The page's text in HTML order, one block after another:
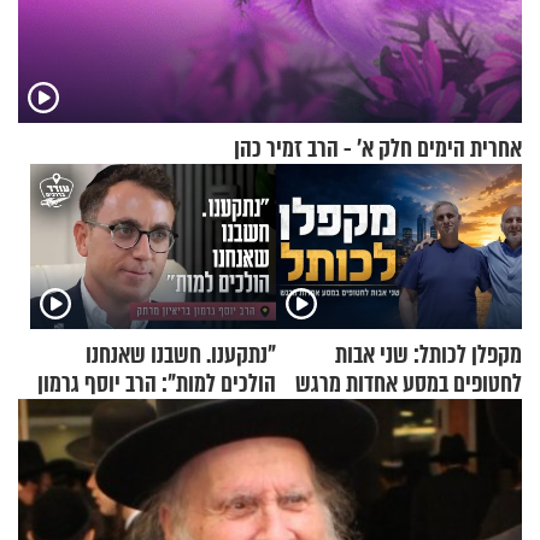
אחרית הימים חלק א’ - הרב זמיר כהן
מקפלן לכותל: שני אבות
לחטופים במסע אחדות מרגש
"נתקענו. חשבנו שאנחנו
הולכים למות": הרב יוסף גרמון
בריאיון מרתק